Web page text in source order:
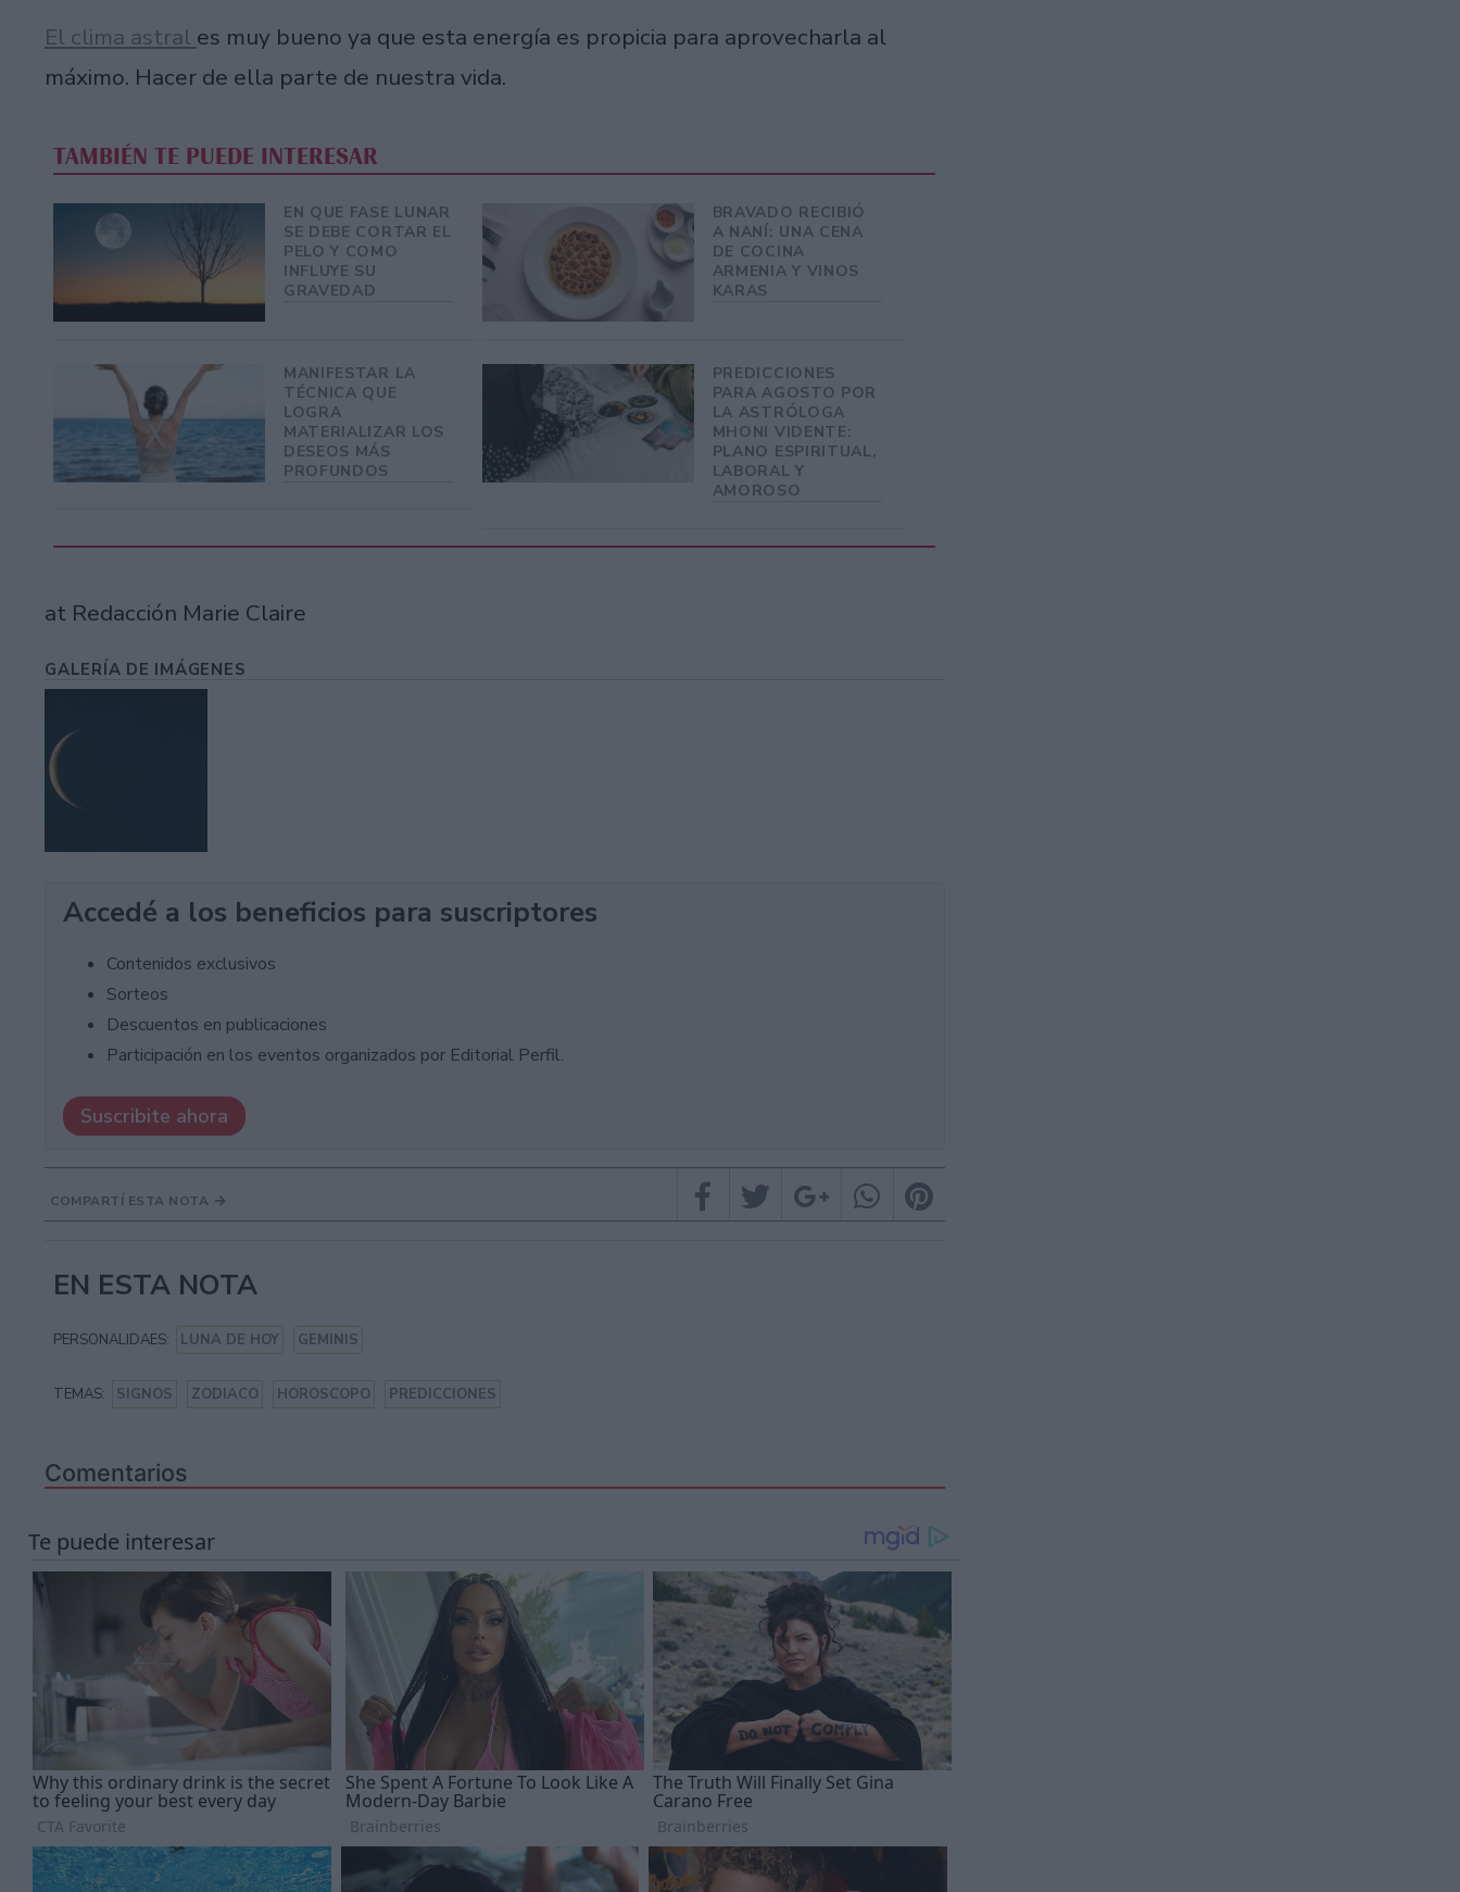
El clima astral es muy bueno ya que esta energía es propicia para aprovecharla al
máximo. Hacer de ella parte de nuestra vida.
TAMBIÉN TE PUEDE INTERESAR
EN QUE FASE LUNAR
SE DEBE CORTAR EL
PELO Y COMO
INFLUYE SU
GRAVEDAD
BRAVADO RECIBIÓ
A NANÍ: UNA CENA
DE COCINA
ARMENIA Y VINOS
KARAS
MANIFESTAR LA
TÉCNICA QUE
LOGRA
MATERIALIZAR LOS
DESEOS MÁS
PROFUNDOS
PREDICCIONES
PARA AGOSTO POR
LA ASTRÓLOGA
MHONI VIDENTE:
PLANO ESPIRITUAL,
LABORAL Y
AMOROSO
at Redacción Marie Claire
GALERÍA DE IMÁGENES
Accedé a los beneficios para suscriptores
Contenidos exclusivos
Sorteos
Descuentos en publicaciones
Participación en los eventos organizados por Editorial Perfil.
Suscribite ahora
COMPARTÍ ESTA NOTA
EN ESTA NOTA
PERSONALIDAES: LUNA DE HOY GEMINIS
TEMAS: SIGNOS ZODIACO HOROSCOPO PREDICCIONES
Comentarios